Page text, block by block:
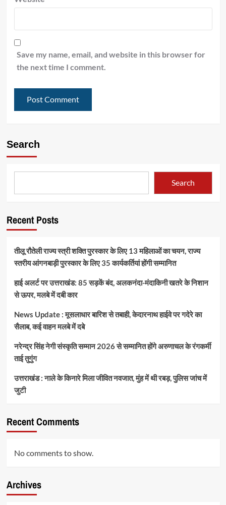
Save my name, email, and website in this browser for
the next time I comment.
Search
Search
Recent Posts
तीलू रौतेली राज्य स्त्री शक्ति पुरस्कार के लिए 13 महिलाओं का चयन, राज्य
स्तरीय आंगनबाड़ी पुरस्कार के लिए 35 कार्यकर्तियां होंगी सम्मानित
हाई अलर्ट पर उत्तराखंड: 85 सड़कें बंद, अलकनंदा-मंदाकिनी खतरे के निशान
से ऊपर, मलबे में दबी कार
News Update : मूसलाधार बारिश से तबाही, केदारनाथ हाईवे पर गदेरे का
सैलाब, कई वाहन मलबे में दबे
नरेन्द्र सिंह नेगी संस्कृति सम्मान 2026 से सम्मानित होंगे अरुणाचल के रंगकर्मी
ताई तुगुंग
उत्तराखंड : नाले के किनारे मिला जीवित नवजात, मुंह में थी रबड़, पुलिस जांच में
जुटी
Recent Comments
No comments to show.
Archives